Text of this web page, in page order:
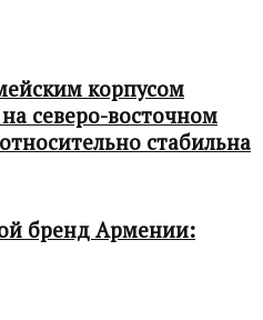
корпусом
северо-восточном
стабильна
бренд Армении: